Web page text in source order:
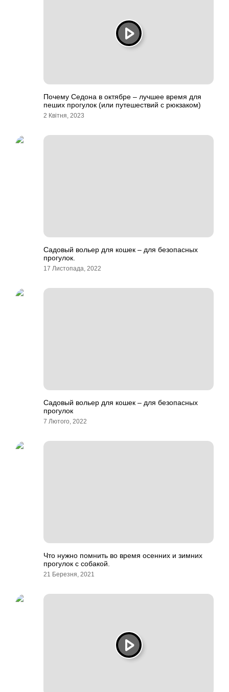
Почему Седона в октябре – лучшее время для
пеших прогулок (или путешествий с рюкзаком)
2 Квітня, 2023
Садовый вольер для кошек – для безопасных
прогулок.
17 Листопада, 2022
Садовый вольер для кошек – для безопасных
прогулок
7 Лютого, 2022
Что нужно помнить во время осенних и зимних
прогулок с собакой.
21 Березня, 2021